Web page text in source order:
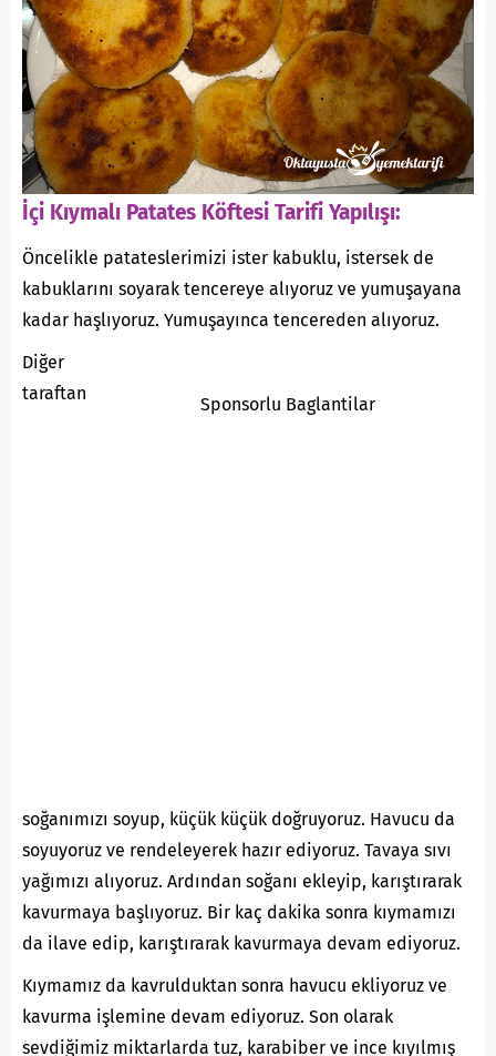
İçi Kıymalı Patates Köftesi Tarifi Yapılışı:
Öncelikle patateslerimizi ister kabuklu, istersek de
kabuklarını soyarak tencereye alıyoruz ve yumuşayana
kadar haşlıyoruz. Yumuşayınca tencereden alıyoruz.
Sponsorlu Baglantilar
Diğer
taraftan
soğanımızı soyup, küçük küçük doğruyoruz. Havucu da
soyuyoruz ve rendeleyerek hazır ediyoruz. Tavaya sıvı
yağımızı alıyoruz. Ardından soğanı ekleyip, karıştırarak
kavurmaya başlıyoruz. Bir kaç dakika sonra kıymamızı
da ilave edip, karıştırarak kavurmaya devam ediyoruz.
Kıymamız da kavrulduktan sonra havucu ekliyoruz ve
kavurma işlemine devam ediyoruz. Son olarak
sevdiğimiz miktarlarda tuz, karabiber ve ince kıyılmış